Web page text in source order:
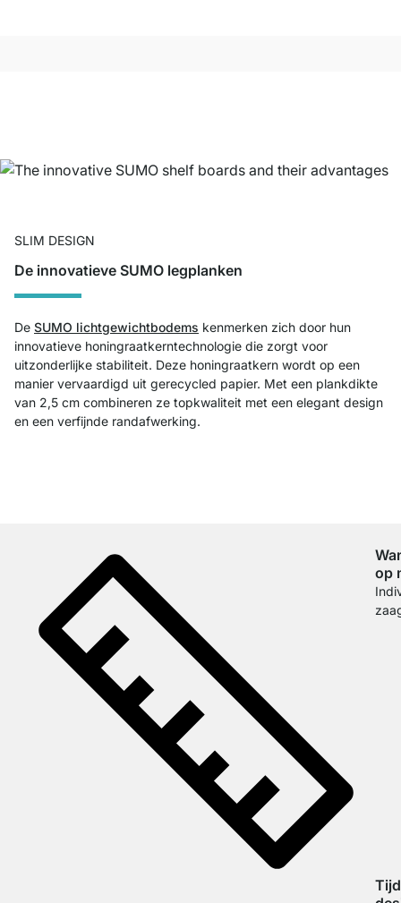
SLIM DESIGN
De innovatieve SUMO legplanken
De SUMO lichtgewichtbodems kenmerken zich door hun
innovatieve honingraatkerntechnologie die zorgt voor
uitzonderlijke stabiliteit. Deze honingraatkern wordt op een
manier vervaardigd uit gerecycled papier. Met een plankdikte
van 2,5 cm combineren ze topkwaliteit met een elegant design
en een verfijnde randafwerking.
op